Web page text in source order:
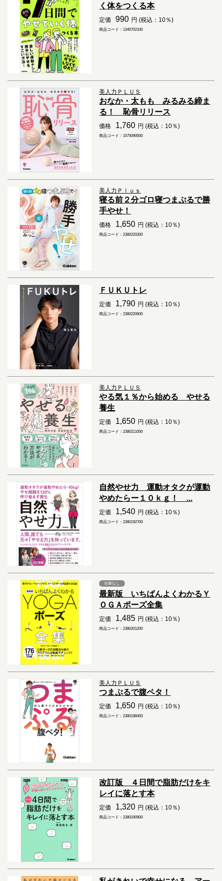
く体をつくる本
定価 990 円 (税込：10％)
商品コード：1340702100
美人力ＰＬＵＳ
おなか・太もも みるみる締ま
る！ 恥骨リリース
価格 1,760 円 (税込：10％)
商品コード：1575090500
美人力Ｐｌｕｓ
寝る前２分ゴロ寝つまぷるで勝
手やせ！
価格 1,650 円 (税込：10％)
商品コード：2380220300
ＦＵＫＵトレ
定価 1,790 円 (税込：10％)
商品コード：2380220600
美人力ＰＬＵＳ
やる気１％から始める やせる
養生
定価 1,650 円 (税込：10％)
商品コード：2380211000
自然やせ力 運動オタクが運動
やめたらー１０ｋｇ！ ...
定価 1,540 円 (税込：10％)
商品コード：2380192700
在庫なし
最新版 いちばんよくわかるＹ
ＯＧＡポーズ全集
定価 1,485 円 (税込：10％)
商品コード：2380201200
美人力ＰＬＵＳ
つまぷるで腹ペタ！
定価 1,650 円 (税込：10％)
商品コード：2380198400
改訂版 ４日間で脂肪だけをキ
レイに落とす本
定価 1,320 円 (税込：10％)
商品コード：2380190900